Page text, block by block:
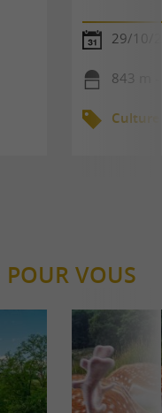
29/10/
843 m
Culture
POUR VOUS